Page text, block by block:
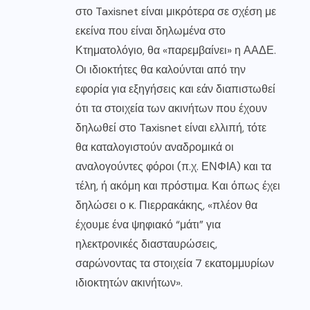
στο Taxisnet είναι μικρότερα σε σχέση με
εκείνα που είναι δηλωμένα στο
Κτηματολόγιο, θα «παρεμβαίνει» η ΑΑΔΕ.
Οι ιδιοκτήτες θα καλούνται από την
εφορία για εξηγήσεις και εάν διαπιστωθεί
ότι τα στοιχεία των ακινήτων που έχουν
δηλωθεί στο Taxisnet είναι ελλιπή, τότε
θα καταλογιστούν αναδρομικά οι
αναλογούντες φόροι (π.χ. ΕΝΦΙΑ) και τα
τέλη, ή ακόμη και πρόστιμα. Και όπως έχει
δηλώσει ο κ. Πιερρακάκης, «πλέον θα
έχουμε ένα ψηφιακό “μάτι” για
ηλεκτρονικές διασταυρώσεις,
σαρώνοντας τα στοιχεία 7 εκατομμυρίων
ιδιοκτητών ακινήτων».